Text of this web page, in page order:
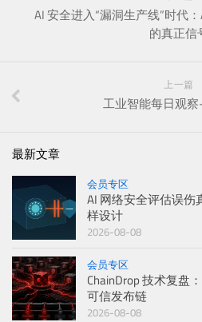
AI 安全进入“漏洞生产线”时代
的真正信
上一篇
工业智能每日观
最新文章
会员专区
AI 网络安全评估误
样设计
2026-08-08
会员专区
ChainDrop 技术复盘
可信发布链
2026-08-08